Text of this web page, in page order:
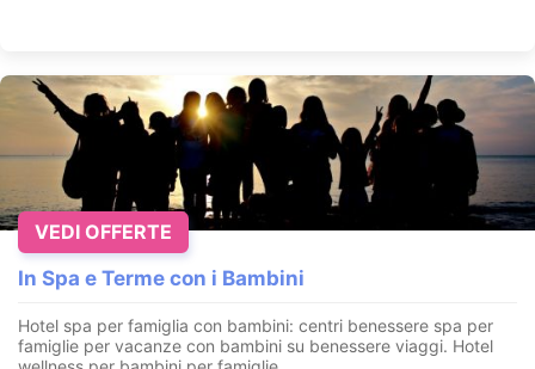
In Spa e Terme con i Bambini
Hotel spa per famiglia con bambini: centri benessere spa per
famiglie per vacanze con bambini su benessere viaggi. Hotel
VEDI OFFERTE